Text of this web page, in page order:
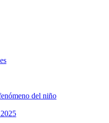
del niño